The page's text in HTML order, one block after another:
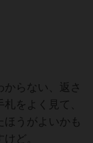
らない、返さ
をよく見て、
うがよいかも
ど。